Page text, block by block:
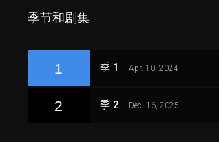
季节和剧集
1 季 1 Apr. 10, 2024
2 季 2 Dec. 16, 2025